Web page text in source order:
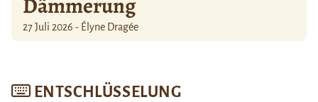
27 Juli 2026 - Élyne Dragée
ENTSCHLÜSSELUNG